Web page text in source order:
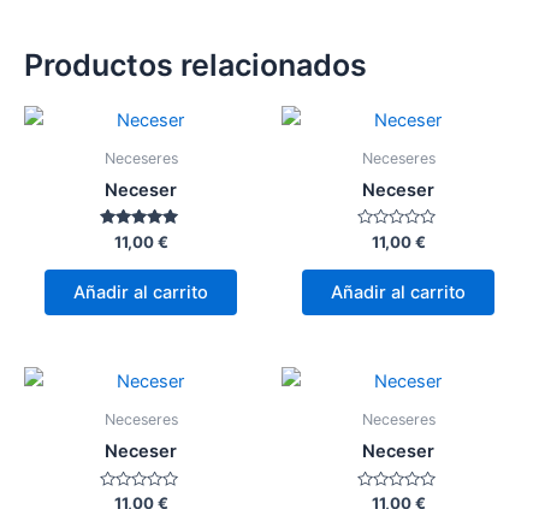
Productos relacionados
Neceseres
Neceser
Valorado
con
5.00
de 5
11,00€
Añadir al carrito
Neceseres
Neceser
Valorado
con
0
de
5
11,00€
Añadir al carrito
Neceseres
Neceser
Valorado
11,00€
Neceseres
Neceser
Valorado
11,00€